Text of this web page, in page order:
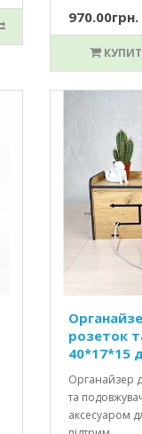
970.00грн.
розеток
40*17*15
Органайзер
та
аксесуаром